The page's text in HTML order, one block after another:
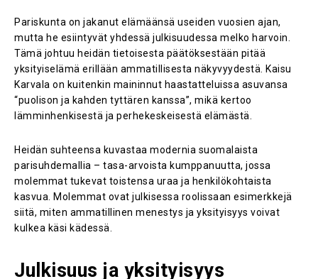
Pariskunta on jakanut elämäänsä useiden vuosien ajan,
mutta he esiintyvät yhdessä julkisuudessa melko harvoin.
Tämä johtuu heidän tietoisesta päätöksestään pitää
yksityiselämä erillään ammatillisesta näkyvyydestä. Kaisu
Karvala on kuitenkin maininnut haastatteluissa asuvansa
“puolison ja kahden tyttären kanssa”, mikä kertoo
lämminhenkisestä ja perhekeskeisestä elämästä.
Heidän suhteensa kuvastaa modernia suomalaista
parisuhdemallia – tasa-arvoista kumppanuutta, jossa
molemmat tukevat toistensa uraa ja henkilökohtaista
kasvua. Molemmat ovat julkisessa roolissaan esimerkkejä
siitä, miten ammatillinen menestys ja yksityisyys voivat
kulkea käsi kädessä.
Julkisuus ja yksityisyys